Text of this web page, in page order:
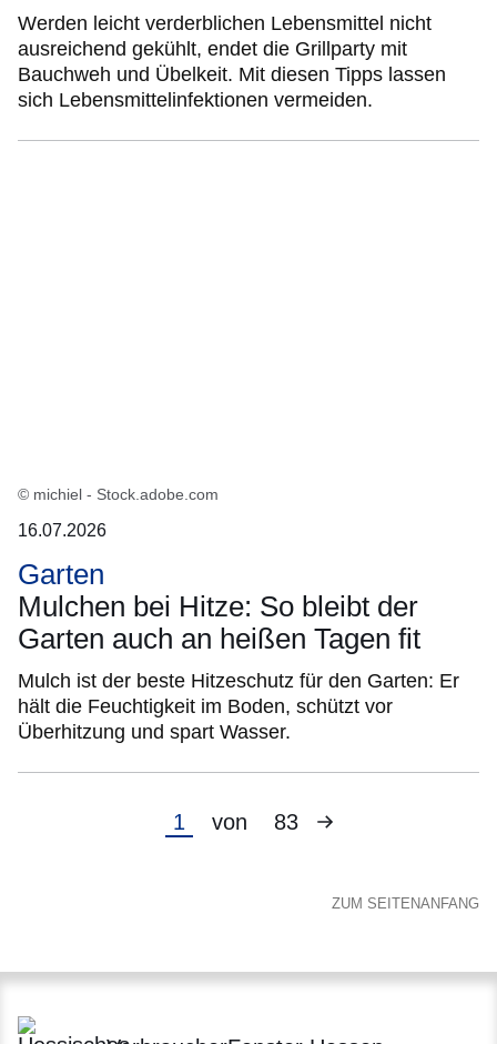
Werden leicht verderblichen Lebensmittel nicht
ausreichend gekühlt, endet die Grillparty mit
Bauchweh und Übelkeit. Mit diesen Tipps lassen
sich Lebensmittelinfektionen vermeiden.
© michiel - Stock.adobe.com
16.07.2026
Garten
Mulchen bei Hitze: So bleibt der
Garten auch an heißen Tagen fit
Mulch ist der beste Hitzeschutz für den Garten: Er
hält die Feuchtigkeit im Boden, schützt vor
Überhitzung und spart Wasser.
Aktuelle
1 von 83
Nächste
ZUM SEITENANFANG